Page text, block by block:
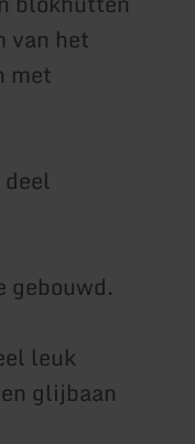
van het
met
gebouwd.
leuk
glijbaan